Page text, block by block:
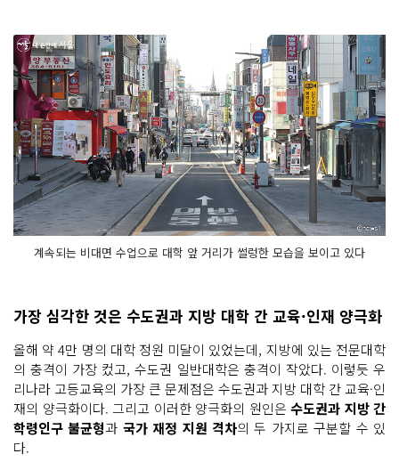
계속되는 비대면 수업으로 대학 앞 거리가 썰렁한 모습을 보이고 있다
가장 심각한 것은 수도권과 지방 대학 간 교육·인재 양극화
올해 약 4만 명의 대학 정원 미달이 있었는데, 지방에 있는 전문대학
의 충격이 가장 컸고, 수도권 일반대학은 충격이 작았다. 이렇듯 우
리나라 고등교육의 가장 큰 문제점은 수도권과 지방 대학 간 교육·인
재의 양극화이다. 그리고 이러한 양극화의 원인은 수도권과 지방 간
학령인구 불균형과 국가 재정 지원 격차의 두 가지로 구분할 수 있
다.